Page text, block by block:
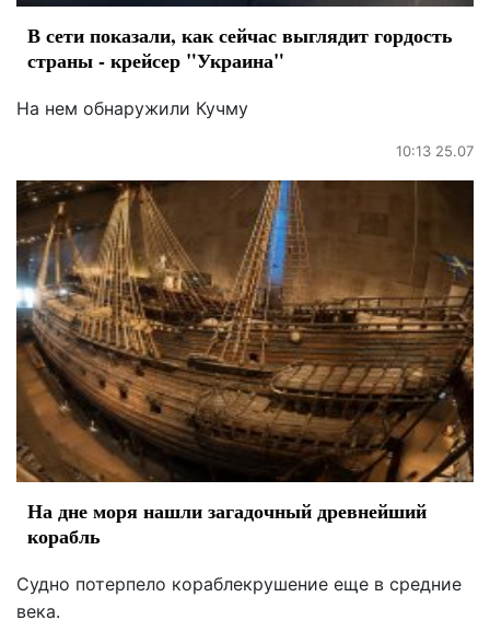
В сети показали, как сейчас выглядит гордость
страны - крейсер "Украина"
На нем обнаружили Кучму
10:13 25.07
На дне моря нашли загадочный древнейший
корабль
Судно потерпело кораблекрушение еще в средние
века.